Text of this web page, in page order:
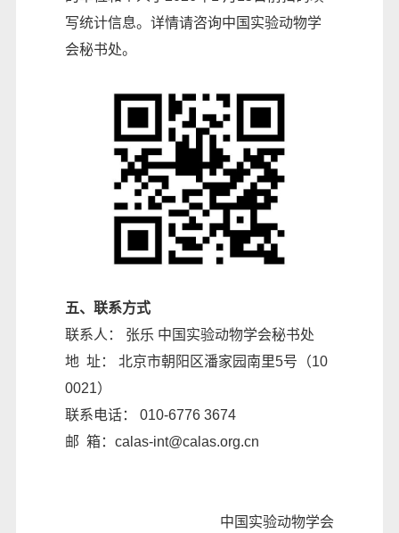
写统计信息。详情请咨询中国实验动物学
会秘书处。
五、联系方式
联系人： 张乐 中国实验动物学会秘书处
地 址： 北京市朝阳区潘家园南里5号（10
0021）
联系电话： 010-6776 3674
邮 箱：calas-int@calas.org.cn
中国实验动物学会